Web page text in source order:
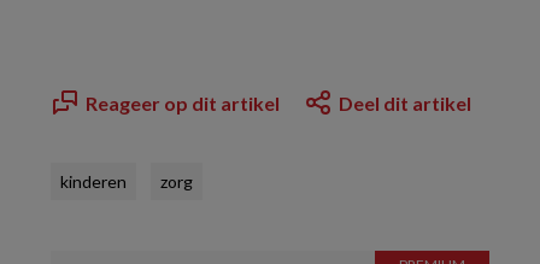
Reageer op dit artikel Deel dit artikel
kinderen zorg